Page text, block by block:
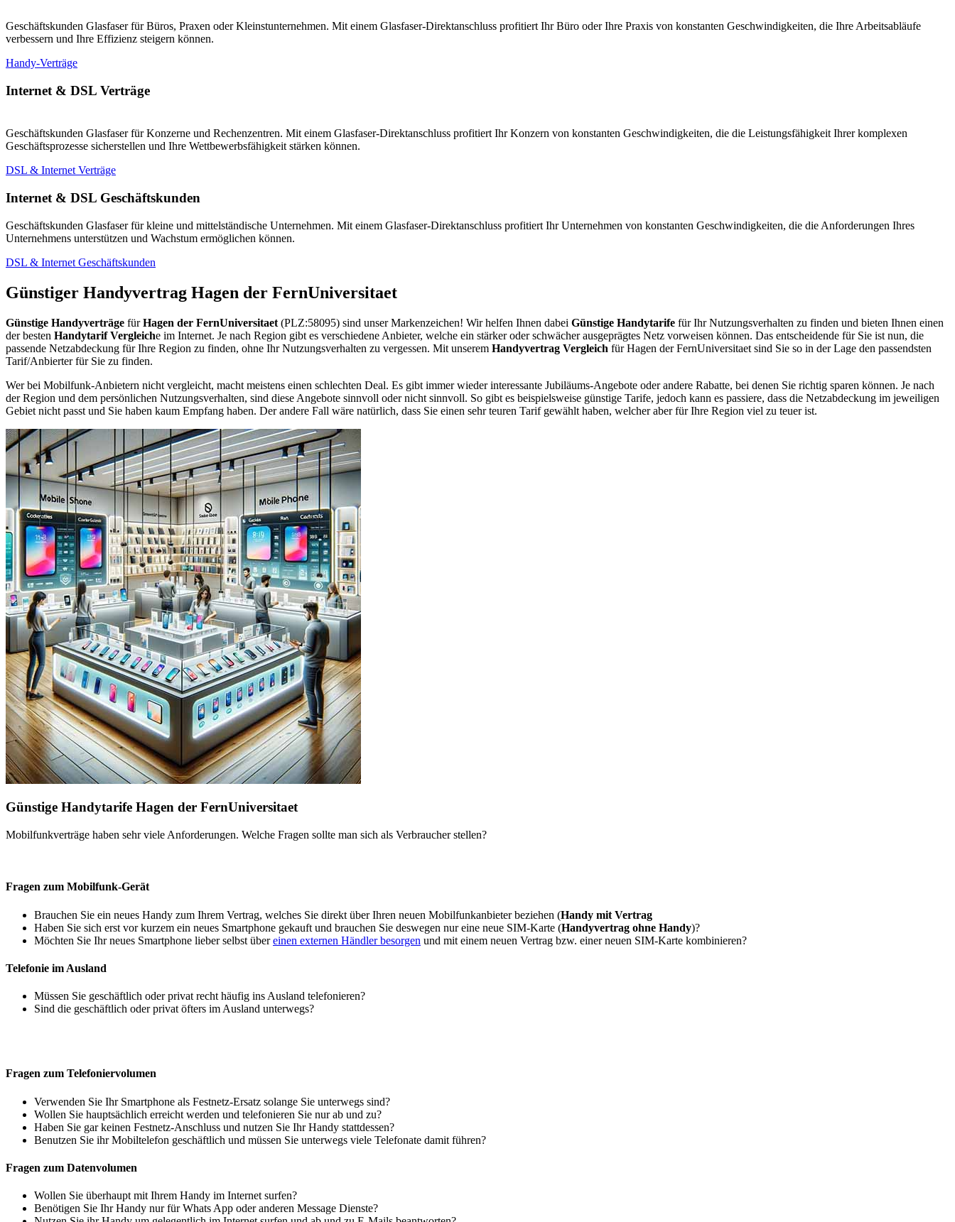
Geschäftskunden Glasfaser für Büros, Praxen oder Kleinstunternehmen. Mit einem Glasfaser-Direktanschluss profitiert Ihr Büro oder Ihre Praxis von konstanten Geschwindigkeiten, die Ihre Arbeitsabläufe
verbessern und Ihre Effizienz steigern können.
Handy-Verträge
Internet & DSL Verträge
Geschäftskunden Glasfaser für Konzerne und Rechenzentren. Mit einem Glasfaser-Direktanschluss profitiert Ihr Konzern von konstanten Geschwindigkeiten, die die Leistungsfähigkeit Ihrer komplexen
Geschäftsprozesse sicherstellen und Ihre Wettbewerbsfähigkeit stärken können.
DSL & Internet Verträge
Internet & DSL Geschäftskunden
Geschäftskunden Glasfaser für kleine und mittelständische Unternehmen. Mit einem Glasfaser-Direktanschluss profitiert Ihr Unternehmen von konstanten Geschwindigkeiten, die die Anforderungen Ihres
Unternehmens unterstützen und Wachstum ermöglichen können.
DSL & Internet Geschäftskunden
Günstiger Handyvertrag Hagen der FernUniversitaet
Günstige Handyverträge fürHagen der FernUniversitaet (PLZ:58095) sind unser Markenzeichen! Wir helfen Ihnen dabei Günstige Handytarife für Ihr Nutzungsverhalten zu finden und bieten Ihnen einen
der besten Handytarif Vergleiche im Internet. Je nach Region gibt es verschiedene Anbieter, welche ein stärker oder schwächer ausgeprägtes Netz vorweisen können. Das entscheidende für Sie ist nun, die
passende Netzabdeckung für Ihre Region zu finden, ohne Ihr Nutzungsverhalten zu vergessen. Mit unserem Handyvertrag Vergleich für Hagen der FernUniversitaet sind Sie so in der Lage den passendsten
Tarif/Anbierter für Sie zu finden.
Wer bei Mobilfunk-Anbietern nicht vergleicht, macht meistens einen schlechten Deal. Es gibt immer wieder interessante Jubiläums-Angebote oder andere Rabatte, bei denen Sie richtig sparen können. Je nach
der Region und dem persönlichen Nutzungsverhalten, sind diese Angebote sinnvoll oder nicht sinnvoll. So gibt es beispielsweise günstige Tarife, jedoch kann es passiere, dass die Netzabdeckung im jeweiligen
Gebiet nicht passt und Sie haben kaum Empfang haben. Der andere Fall wäre natürlich, dass Sie einen sehr teuren Tarif gewählt haben, welcher aber für Ihre Region viel zu teuer ist.
Günstige Handytarife Hagen der FernUniversitaet
Mobilfunkverträge haben sehr viele Anforderungen. Welche Fragen sollte man sich als Verbraucher stellen?
Fragen zum Mobilfunk-Gerät
Brauchen Sie ein neues Handy zum Ihrem Vertrag, welches Sie direkt über Ihren neuen Mobilfunkanbieter beziehen (Handy mit Vertrag
Haben Sie sich erst vor kurzem ein neues Smartphone gekauft und brauchen Sie deswegen nur eine neue SIM-Karte (Handyvertrag ohne Handy)?
Möchten Sie Ihr neues Smartphone lieber selbst übereinen externen Händler besorgen und mit einem neuen Vertrag bzw. einer neuen SIM-Karte kombinieren?
Telefonie im Ausland
Müssen Sie geschäftlich oder privat recht häufig ins Ausland telefonieren?
Sind die geschäftlich oder privat öfters im Ausland unterwegs?
Fragen zum Telefoniervolumen
Verwenden Sie Ihr Smartphone als Festnetz-Ersatz solange Sie unterwegs sind?
Wollen Sie hauptsächlich erreicht werden und telefonieren Sie nur ab und zu?
Haben Sie gar keinen Festnetz-Anschluss und nutzen Sie Ihr Handy stattdessen?
Benutzen Sie ihr Mobiltelefon geschäftlich und müssen Sie unterwegs viele Telefonate damit führen?
Fragen zum Datenvolumen
Wollen Sie überhaupt mit Ihrem Handy im Internet surfen?
Benötigen Sie Ihr Handy nur für Whats App oder anderen Message Dienste?